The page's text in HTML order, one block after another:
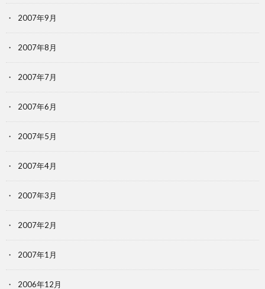
2007年9月
2007年8月
2007年7月
2007年6月
2007年5月
2007年4月
2007年3月
2007年2月
2007年1月
2006年12月